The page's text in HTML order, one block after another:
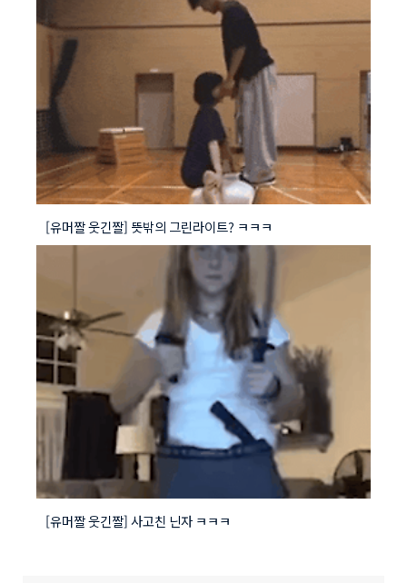
[유머짤 웃긴짤] 뜻밖의 그린라이트? ㅋㅋㅋ
[유머짤 웃긴짤] 사고친 닌자 ㅋㅋㅋ